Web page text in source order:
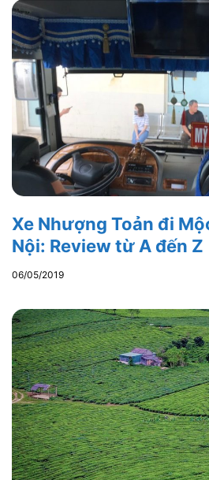
Xe Nhượng Toản đi
Nội: Review từ A đến Z
06/05/2019